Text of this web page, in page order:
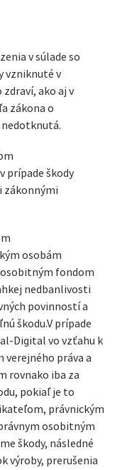
v súlade so
vzniknuté v
ako aj v
zákona o
prípade škody
zákonnými
osobám
fondom
nedbanlivosti
povinností a
škodu.V prípade
Digital vo vzťahu k
práva a
rovnako iba za
pokiaľ je to
právnickým
osobitným
škody, následné
výroby, prerušenia